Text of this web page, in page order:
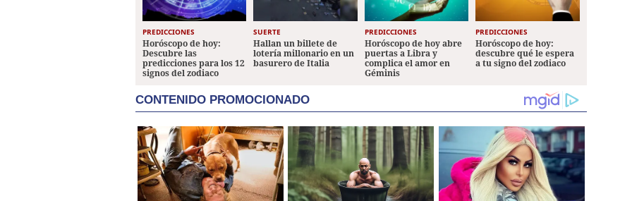
PREDICCIONES
Horóscopo de hoy:
Descubre las
predicciones para los 12
signos del zodiaco
SUERTE
Hallan un billete de
lotería millonario en un
basurero de Italia
PREDICCIONES
Horóscopo de hoy abre
puertas a Libra y
complica el amor en
Géminis
PREDICCIONES
Horóscopo de hoy:
descubre qué le espera
a tu signo del zodiaco
CONTENIDO PROMOCIONADO